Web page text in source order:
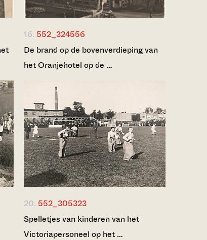
16. 552_324556
De brand op de bovenverdieping van
het Oranjehotel op de …
20. 552_305323
Spelletjes van kinderen van het
Victoriapersoneel op het …